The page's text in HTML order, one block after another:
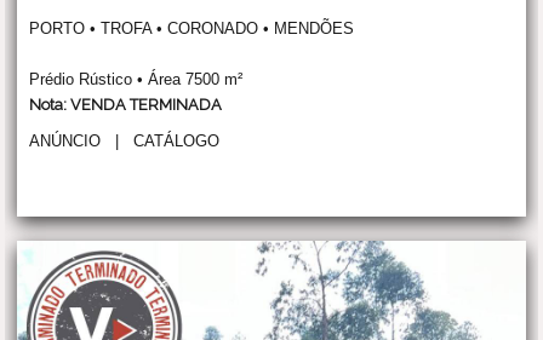
PORTO • TROFA • CORONADO • MENDÕES
Prédio Rústico • Área 7500 m²
Nota: VENDA TERMINADA
ANÚNCIO |CATÁLOGO